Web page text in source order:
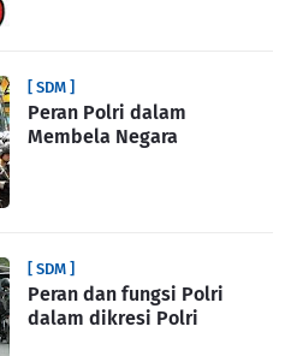
[ SDM ]
Peran Polri dalam
Membela Negara
[ SDM ]
Peran dan fungsi Polri
dalam dikresi Polri